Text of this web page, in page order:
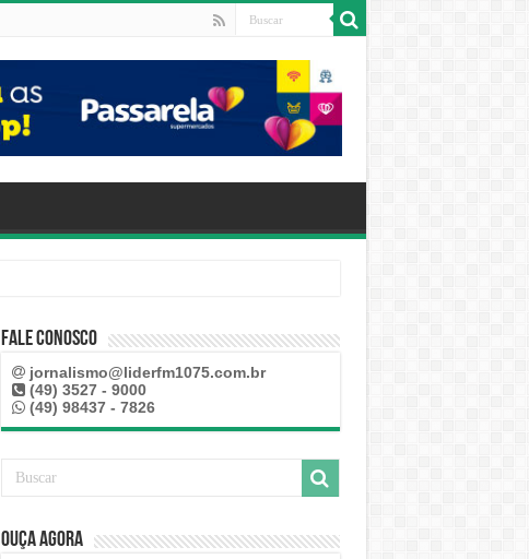
Fale Conosco
jornalismo@liderfm1075.com.br
(49) 3527 - 9000
(49) 98437 - 7826
Ouça Agora